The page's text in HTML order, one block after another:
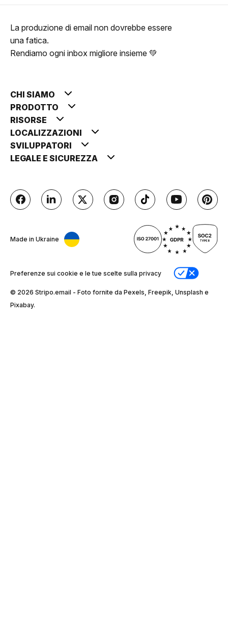
La produzione di email non dovrebbe essere
una fatica.
Rendiamo ogni inbox migliore insieme 💚
CHI SIAMO
PRODOTTO
RISORSE
LOCALIZZAZIONI
SVILUPPATORI
LEGALE E SICUREZZA
Made in Ukraine
Preferenze sui cookie e le tue scelte sulla privacy
© 2026 Stripо.email - Foto fornite da Pexels, Freepik, Unsplash e
Pixabay.